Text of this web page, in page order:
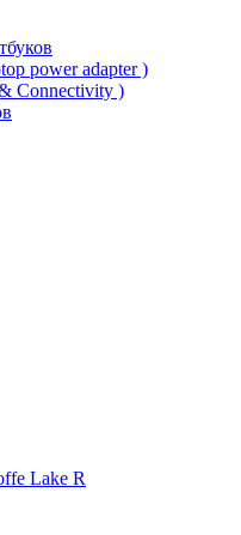
power adapter )
Connectivity )
Lake R